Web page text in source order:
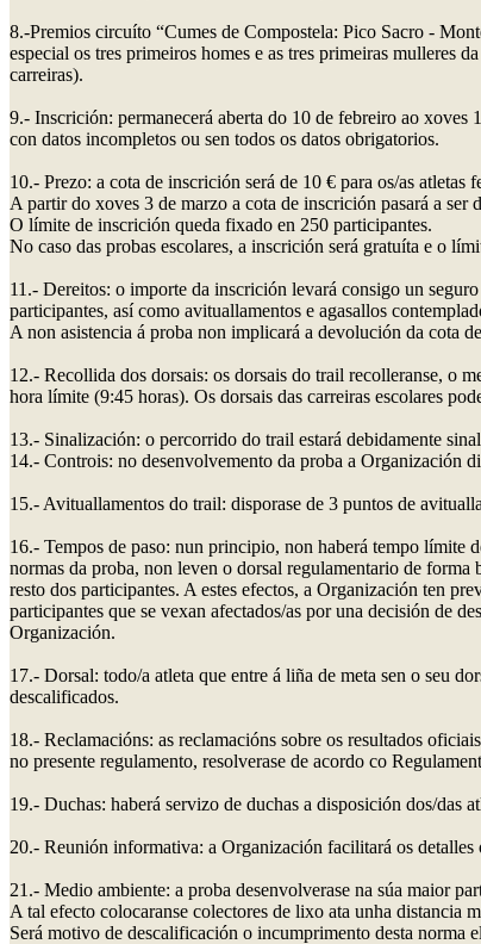
8.-Premios circuíto “Cumes de Compostela: Pico Sacro -
especial os tres primeiros homes e as tres primeiras mulleres
carreiras).
9.- Inscrición: permanecerá aberta do 10 de febreiro ao
con datos incompletos ou sen todos os datos obrigatorios.
10.- Prezo: a cota de inscrición será de 10 € para os/as atletas
A partir do xoves 3 de marzo a cota de inscrición pasará a ser
O límite de inscrición queda fixado en 250 participantes.
No caso das probas escolares, a inscrición será gratuíta e o
11.- Dereitos: o importe da inscrición levará consigo un
participantes, así como avituallamentos e agasallos
A non asistencia á proba non implicará a devolución da cota
12.- Recollida dos dorsais: os dorsais do trail recolleranse, o
hora límite (9:45 horas). Os dorsais das carreiras escolares
13.- Sinalización: o percorrido do trail estará debidamente
14.- Controis: no desenvolvemento da proba a Organización
15.- Avituallamentos do trail: disporase de 3 puntos de
16.- Tempos de paso: nun principio, non haberá tempo límite
normas da proba, non leven o dorsal regulamentario de
resto dos participantes. A estes efectos, a Organización ten
participantes que se vexan afectados/as por una decisión de
Organización.
17.- Dorsal: todo/a atleta que entre á liña de meta sen o seu
descalificados.
18.- Reclamacións: as reclamacións sobre os resultados
no presente regulamento, resolverase de acordo co
19.- Duchas: haberá servizo de duchas a disposición dos/das
20.- Reunión informativa: a Organización facilitará os detalles
21.- Medio ambiente: a proba desenvolverase na súa maior
A tal efecto colocaranse colectores de lixo ata unha distancia
Será motivo de descalificación o incumprimento desta norma